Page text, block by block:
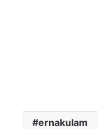
ernakulam